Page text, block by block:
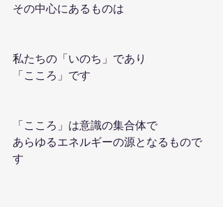
その中心にあるものは
私たちの「いのち」であり
「こころ」です
「こころ」は意識の集合体で
あらゆるエネルギーの源となるもので
す